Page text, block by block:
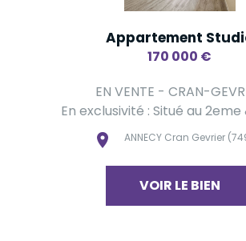
Appartement
170 000 €
EN VENTE - CRAN-
En exclusivité : Situé au 2eme
ANNECY Cran Gevrier
VOIR LE BIEN